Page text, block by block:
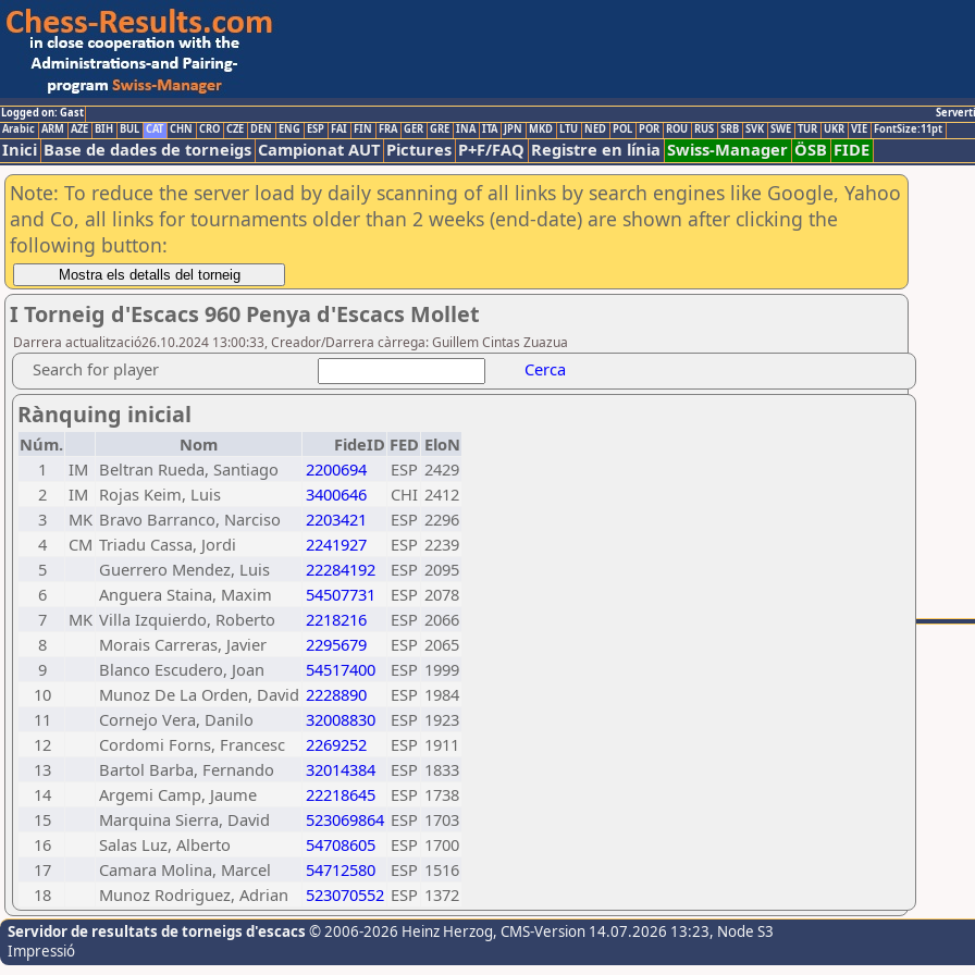
Logged on: Gast
Arabic ARM AZE BIH BUL CAT CHN CRO CZE DEN ENG ESP FAI FIN FRA GER GRE INA ITA JPN MKD LTU NED POL POR ROU RUS SRB SVK SWE TUR UKR VIE FontSize:11pt
Inici Base de dades de torneigs Campionat AUT Pictures P+F/FAQ Registre en línia Swiss-Manager ÖSB FIDE
Note: To reduce the server load by daily scanning of all links by search engines like Google, Yahoo
and Co, all links for tournaments older than 2 weeks (end-date) are shown after clicking the
following button:
I Torneig d'Escacs 960 Penya d'Escacs Mollet
Darrera actualització26.10.2024 13:00:33, Creador/Darrera càrrega: Guillem Cintas Zuazua
Search for player Cerca
Rànquing inicial
Núm. Nom FideID FED EloN
1
IM Beltran Rueda, Santiago 2200694 ESP 2429
2
IM Rojas Keim, Luis 3400646 CHI 2412
3
MK Bravo Barranco, Narciso 2203421 ESP 2296
4
CM Triadu Cassa, Jordi 2241927 ESP 2239
5
Guerrero Mendez, Luis 22284192 ESP 2095
6
Anguera Staina, Maxim 54507731 ESP 2078
7
MK Villa Izquierdo, Roberto 2218216 ESP 2066
8
Morais Carreras, Javier 2295679 ESP 2065
9
Blanco Escudero, Joan 54517400 ESP 1999
10
Munoz De La Orden, David 2228890 ESP 1984
11
Cornejo Vera, Danilo 32008830 ESP 1923
12
Cordomi Forns, Francesc 2269252 ESP 1911
13
Bartol Barba, Fernando 32014384 ESP 1833
14
Argemi Camp, Jaume 22218645 ESP 1738
15
Marquina Sierra, David 523069864 ESP 1703
16
Salas Luz, Alberto 54708605 ESP 1700
17
Camara Molina, Marcel 54712580 ESP 1516
18
Munoz Rodriguez, Adrian 523070552 ESP 1372
Servidor de resultats de torneigs d'escacs © 2006-2026 Heinz Herzog, CMS-Version 14.07.2026 13:23, Node S3
Impressió